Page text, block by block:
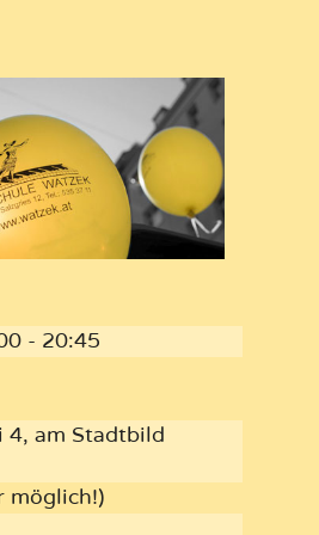
- 20:45
4, am Stadtbild
möglich!)